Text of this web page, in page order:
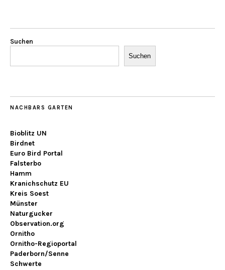
Suchen
Suchen
NACHBARS GARTEN
Bioblitz UN
Birdnet
Euro Bird Portal
Falsterbo
Hamm
Kranichschutz EU
Kreis Soest
Münster
Naturgucker
Observation.org
Ornitho
Ornitho-Regioportal
Paderborn/Senne
Schwerte